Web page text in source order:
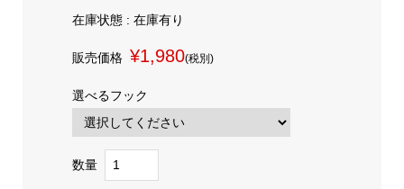
在庫状態 : 在庫有り
販売価格 ¥1,980(税別)
選べるフック
数量